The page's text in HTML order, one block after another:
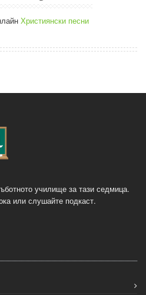
Християнски песни
училище за тази седмица.
или слушайте подкаст.